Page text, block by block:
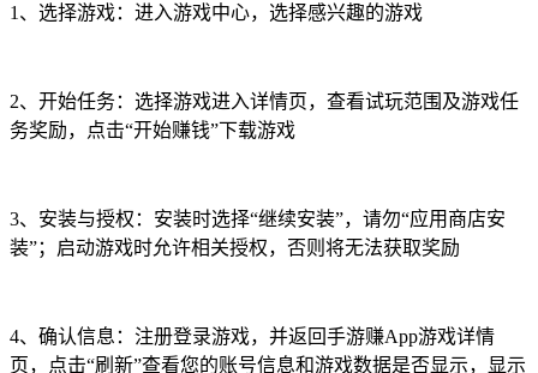
1、选择游戏：进入游戏中心，选择感兴趣的游戏
2、开始任务：选择游戏进入详情页，查看试玩范围及游戏任
务奖励，点击“开始赚钱”下载游戏
3、安装与授权：安装时选择“继续安装”，请勿“应用商店安
装”；启动游戏时允许相关授权，否则将无法获取奖励
4、确认信息：注册登录游戏，并返回手游赚App游戏详情
页，点击“刷新”查看您的账号信息和游戏数据是否显示，显示